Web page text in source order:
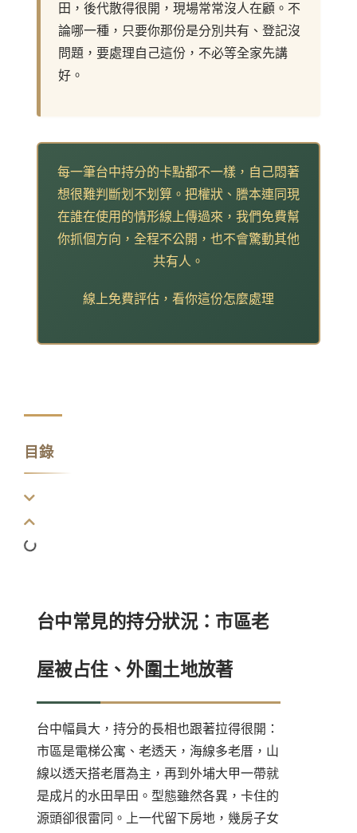
田，後代散得很開，現場常常沒人在顧。不
論哪一種，只要你那份是分別共有、登記沒
問題，要處理自己這份，不必等全家先講
好。
每一筆台中持分的卡點都不一樣，自己悶著
想很難判斷划不划算。把權狀、謄本連同現
在誰在使用的情形線上傳過來，我們免費幫
你抓個方向，全程不公開，也不會驚動其他
共有人。
線上免費評估，看你這份怎麼處理
目錄
台中常見的持分狀況：市區老
屋被占住、外圍土地放著
台中幅員大，持分的長相也跟著拉得很開：
市區是電梯公寓、老透天，海線多老厝，山
線以透天搭老厝為主，再到外埔大甲一帶就
是成片的水田旱田。型態雖然各異，卡住的
源頭卻很雷同。上一代留下房地，幾房子女